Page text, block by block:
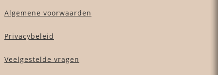
Algemene voorwaarden
Privacybeleid
Veelgestelde vragen